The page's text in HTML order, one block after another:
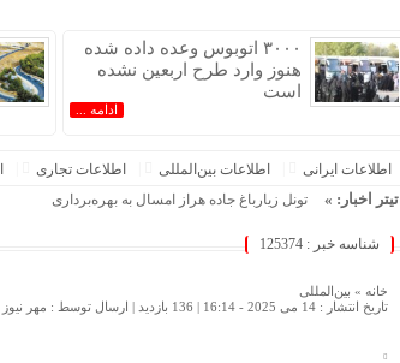
۳۰۰۰ اتوبوس وعده داده شده
هنوز وارد طرح اربعین نشده
است
ادامه ...
اطلاعات‌ ‎ایرانی اطلاعات بین‌المللی اطلاعات تجاری
تیتر اخبار: » تونل زیارباغ جاده هراز امسال به بهره‌برداری می‌رسد
شناسه خبر : 125374
خانه » بین‌المللی
تاریخ انتشار : 14 می 2025 - 16:14 |
136 بازدید | ارسال توسط : مهر نیوز